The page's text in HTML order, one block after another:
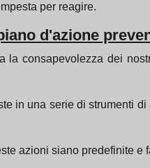
per reagire.
d'azione
la consapevolezza dei
in una serie di strumenti
azioni siano predefinite e